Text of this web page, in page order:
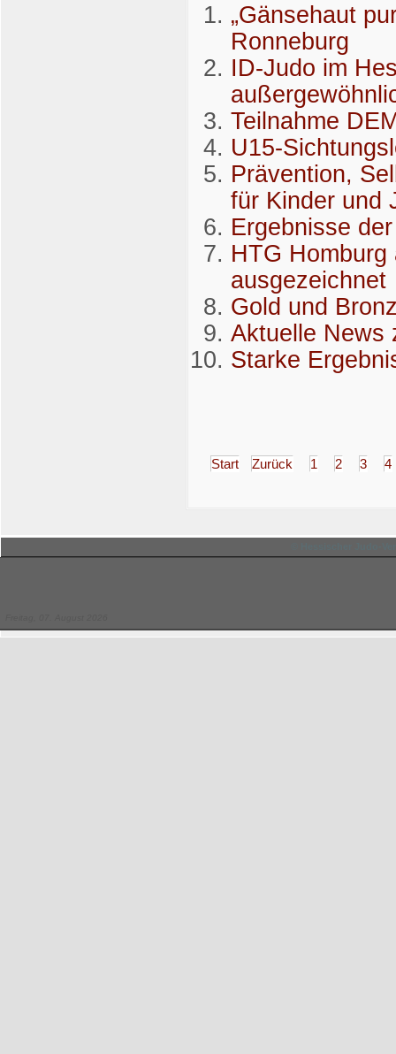
„Gänsehaut
Ronneburg
ID-Judo im
Teilnahme
U15-
Prävention,
für Kinder und
Ergebnisse
HTG
ausgezeichnet
Gold und
Aktuelle News
Starke
Start Zurück 1 2 3 4